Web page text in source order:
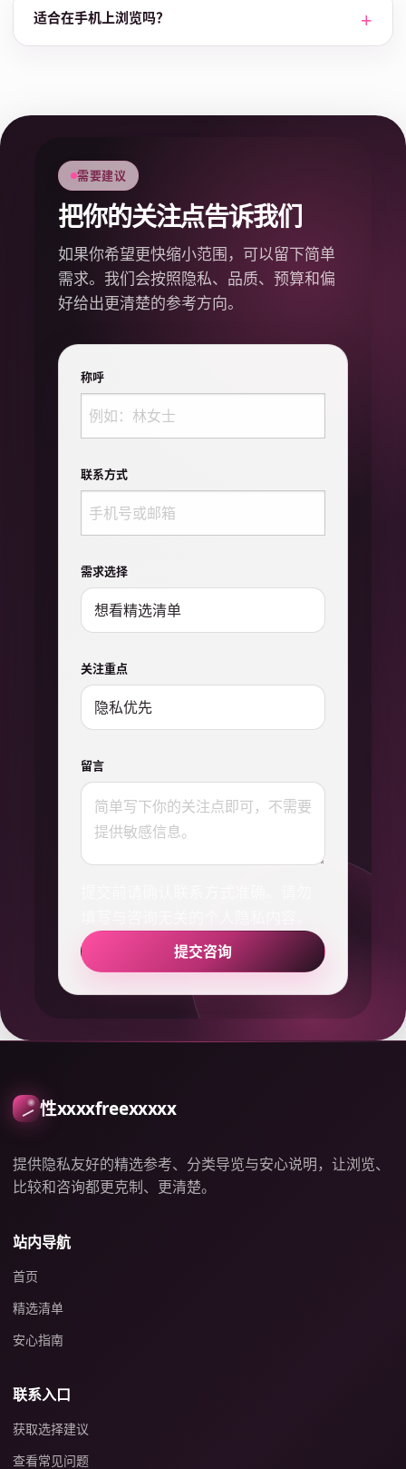
适合在手机上浏览吗？
需要建议
把你的关注点告诉我们
如果你希望更快缩小范围，可以留下简单
需求。我们会按照隐私、品质、预算和偏
好给出更清楚的参考方向。
称呼
联系方式
需求选择
关注重点
留言
提交咨询
性xxxxfreexxxxx
提供隐私友好的精选参考、分类导览与安心说明，让浏览、
比较和咨询都更克制、更清楚。
站内导航
首页
精选清单
安心指南
联系入口
获取选择建议
查看常见问题